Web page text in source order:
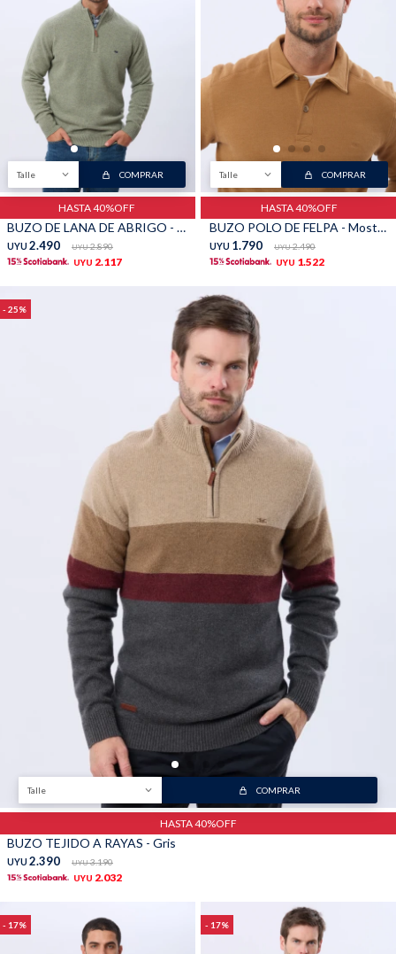
Talle COMPRAR
HASTA 40%OFF
BUZO DE LANA DE ABRIGO - Verde Claro
UYU 2.490 UYU 2.890
UYU 2.117
Talle COMPRAR
HASTA 40%OFF
BUZO POLO DE FELPA - Mostaza
UYU 1.790 UYU 2.490
UYU 1.522
25
Talle COMPRAR
HASTA 40%OFF
BUZO TEJIDO A RAYAS - Gris
UYU 2.390 UYU 3.190
UYU 2.032
17 17